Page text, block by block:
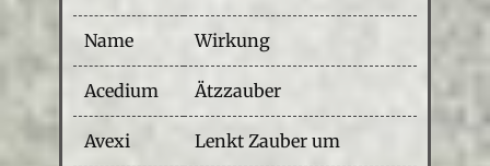
Name Wirkung
Acedium Ätzzauber
Avexi Lenkt Zauber um